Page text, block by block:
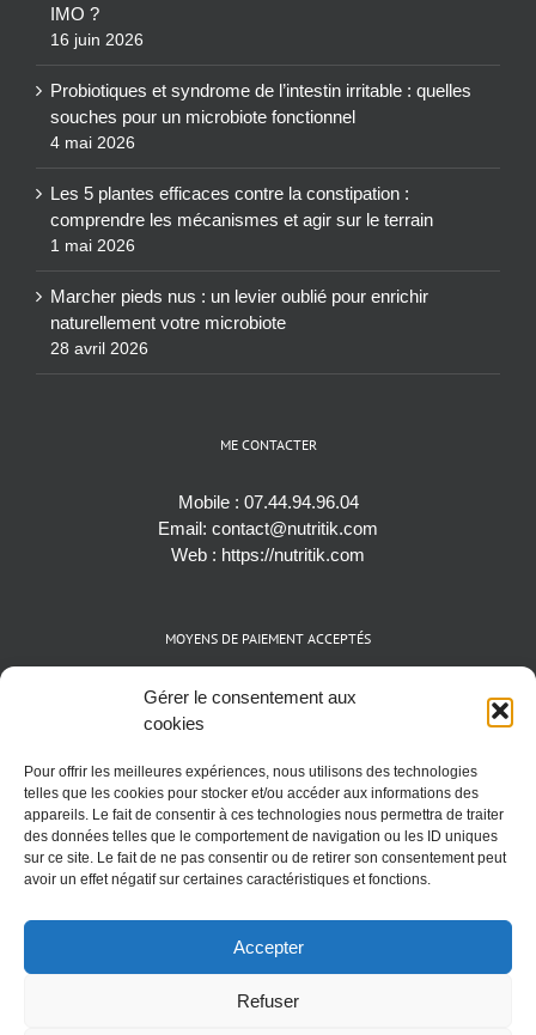
Gérer le consentement aux
cookies
Pour offrir les meilleures expériences, nous utilisons des technologies
telles que les cookies pour stocker et/ou accéder aux informations des
appareils. Le fait de consentir à ces technologies nous permettra de traiter
des données telles que le comportement de navigation ou les ID uniques
sur ce site. Le fait de ne pas consentir ou de retirer son consentement peut
avoir un effet négatif sur certaines caractéristiques et fonctions.
Accepter
Refuser
IMO ?
16 juin 2026
Probiotiques et syndrome de l’intestin irritable : quelles
souches pour un microbiote fonctionnel
4 mai 2026
Les 5 plantes efficaces contre la constipation :
comprendre les mécanismes et agir sur le terrain
1 mai 2026
Marcher pieds nus : un levier oublié pour enrichir
naturellement votre microbiote
28 avril 2026
ME CONTACTER
Mobile : 07.44.94.96.04
Email: contact@nutritik.com
Web : https://nutritik.com
MOYENS DE PAIEMENT ACCEPTÉS
Espèces (EUR)
Cartes bancaires (VISA, Mastercard et AMEX)
Cryptomonnaies (BTC)